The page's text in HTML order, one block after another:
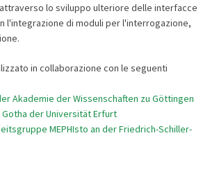
lo sviluppo ulteriore delle interfacce
l'integrazione di moduli per l'interrogazione,
in collaborazione con le seguenti
Akademie der Wissenschaften zu Göttingen
der Universität Erfurt
MEPHIsto an der Friedrich-Schiller-